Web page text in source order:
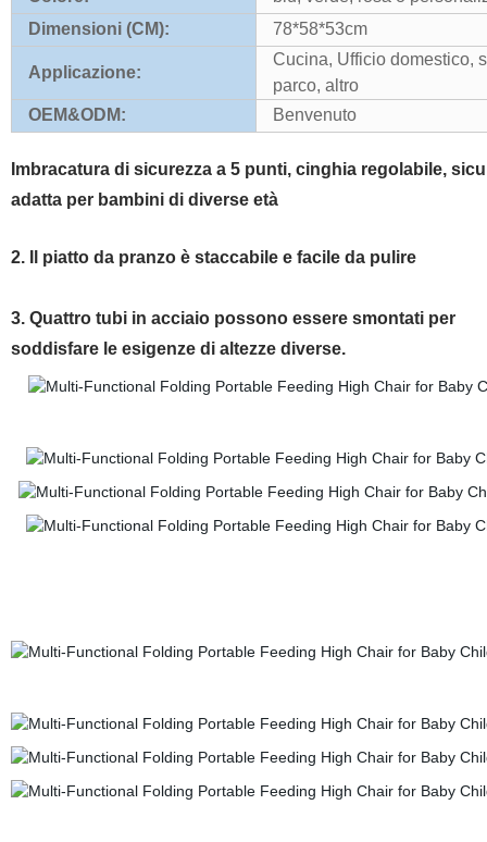
Dimensioni (CM):
78*58*53cm
Applicazione:
Cucina, Ufficio domestico,
parco, altro
OEM&ODM:
Benvenuto
Imbracatura di sicurezza a 5 punti, cinghia regolabile,
adatta per bambini di diverse età
2. Il piatto da pranzo è staccabile e facile da pulire
3. Quattro tubi in acciaio possono essere smontati per
soddisfare le esigenze di altezze diverse.